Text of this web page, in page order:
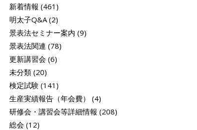
新着情報 (461)
明太子Q&A(2)
景表法セミナー案内 (9)
景表法関連 (78)
更新講習会 (6)
未分類(20)
検定試験 (141)
生産実績報告（年会費）
(4)
研修会・講習会等詳細情報 (208)
総会 (12)